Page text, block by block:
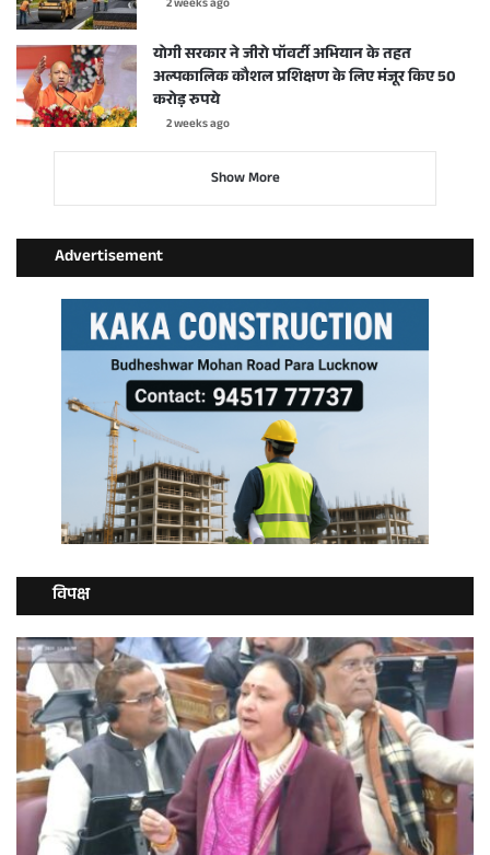
2 weeks ago
योगी सरकार ने जीरो पॉवर्टी अभियान के तहत
अल्पकालिक कौशल प्रशिक्षण के लिए मंजूर किए 50
करोड़ रुपये
2 weeks ago
Show More
Advertisement
विपक्ष